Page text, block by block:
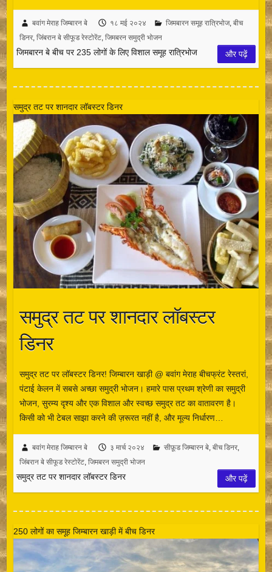
बवांग मेराह जिम्बारन बे १८ मई २०२४ जिमबारन समूह रात्रिभोज, बीच
डिनर, जिंबरान बे सीफूड रेस्टोरेंट, जिमबरन समुद्री भोजन
जिमबारन बे बीच पर 235 लोगों के लिए विशाल समूह रात्रिभोज और पढ़ें
समुद्र तट पर शानदार लॉबस्टर डिनर
समुद्र तट पर शानदार लॉबस्टर
डिनर
समुद्र तट पर लॉबस्टर डिनर! जिम्बारन खाड़ी @ बवांग मेराह बीचफ्रंट रेस्तरां,
पंटाई केलन में सबसे अच्छा समुद्री भोजन। हमारे पास प्रथम श्रेणी का समुद्री
भोजन, सुरम्य दृश्य और एक विशाल और स्वच्छ समुद्र तट का वातावरण है।
किसी को भी टेबल साझा करने की ज़रूरत नहीं है, और मूल्य निर्धारण…
बवांग मेराह जिम्बारन बे ३ मार्च २०२४ सीफ़ूड जिम्बारन बे, बीच डिनर,
जिंबरान बे सीफूड रेस्टोरेंट, जिमबरन समुद्री भोजन
समुद्र तट पर शानदार लॉबस्टर डिनर और पढ़ें
250 लोगों का समूह जिम्बारन खाड़ी में बीच डिनर